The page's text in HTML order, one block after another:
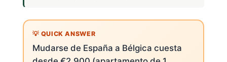
Mudarse de España a Bélgica cuesta